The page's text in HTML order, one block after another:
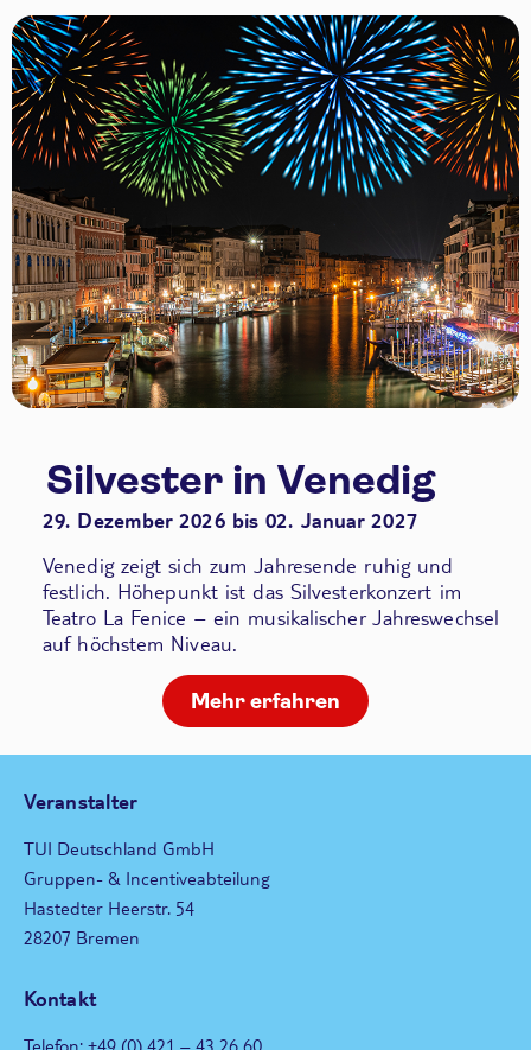
Silvester in Venedig
29. Dezember 2026 bis 02. Januar 2027
Venedig zeigt sich zum Jahresende ruhig und
festlich. Höhepunkt ist das Silvesterkonzert im
Teatro La Fenice – ein musikalischer Jahreswechsel
auf höchstem Niveau.
Mehr erfahren
Veranstalter
TUI Deutschland GmbH
Gruppen- & Incentiveabteilung
Hastedter Heerstr. 54
28207 Bremen
Kontakt
Telefon: +49 (0) 421 – 43 26 60